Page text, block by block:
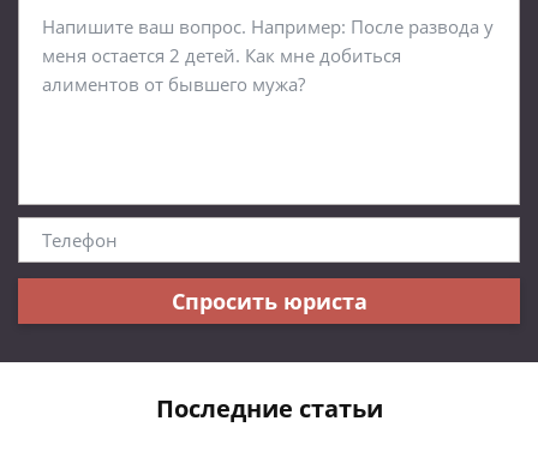
Спросить юриста
Последние статьи